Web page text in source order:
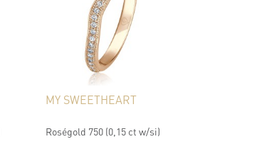
MY SWEETHEART
Roségold 750 (0,15 ct w/si)